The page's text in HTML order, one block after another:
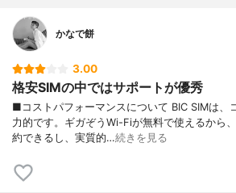
かなで餅
3.00
格安SIMの中ではサポートが優秀
■コストパフォーマンスについて BIC SIMは、
力的です。ギガぞうWi-Fiが無料で使えるから
約できるし、実質的…続きを見る